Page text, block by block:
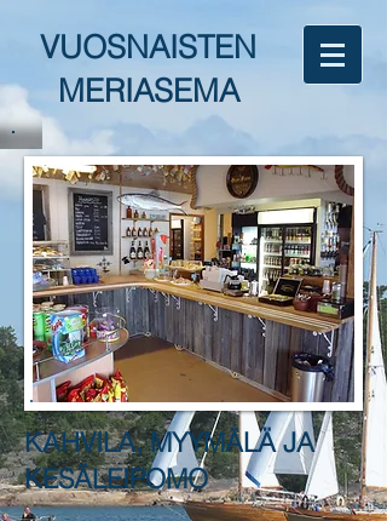
VUOSNAISTEN
MERIASEMA
KAHVILA, MYYMÄLÄ JA
KESÄLEIPOMO